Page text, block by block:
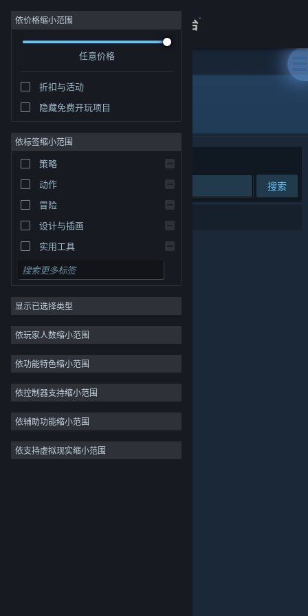
登录
关于
客服
关于蒸汽平台|退款政策|软件许可服务协议
个人信息保护政策|个人信息出境告知书|
依价格缩小范围
任意价格
折扣与活动
隐藏免费开玩项目
依标签缩小范围
策略
动作
冒险
设计与插画
实用工具
免费开玩
角色扮演
大型多人在线
独立
休闲
模拟
竞速
体育
视频制作
显示已选择类型
依玩家人数缩小范围
依功能特色缩小范围
依控制器支持缩小范围
依辅助功能缩小范围
依支持虚拟现实缩小范围
发行商: 深圳双月大世界网络科技有限公司
排序依据 相关性
搜索
0 个匹配的搜索结果。